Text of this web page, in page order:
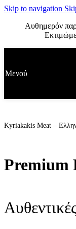
Skip to navigation
Αυθημερόν
Μενού
Kyriakakis Meat –
Premium